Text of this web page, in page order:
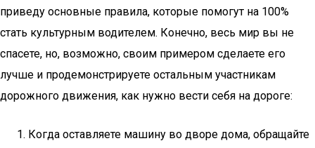
приведу основные правила, которые помогут на 100%
стать культурным водителем. Конечно, весь мир вы не
спасете, но, возможно, своим примером сделаете его
лучше и продемонстрируете остальным участникам
дорожного движения, как нужно вести себя на дороге:
Когда оставляете машину во дворе дома, обращайте